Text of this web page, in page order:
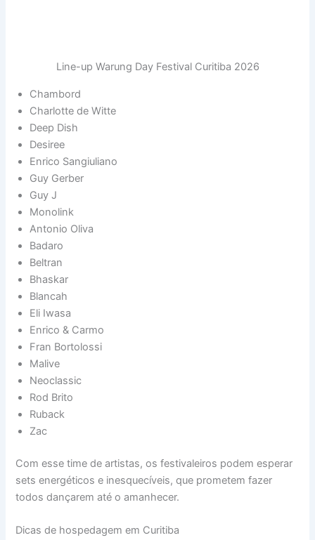
Line-up Warung Day Festival Curitiba 2026
Chambord
Charlotte de Witte
Deep Dish
Desiree
Enrico Sangiuliano
Guy Gerber
Guy J
Monolink
Antonio Oliva
Badaro
Beltran
Bhaskar
Blancah
Eli Iwasa
Enrico & Carmo
Fran Bortolossi
Malive
Neoclassic
Rod Brito
Ruback
Zac
Com esse time de artistas, os festivaleiros podem esperar
sets energéticos e inesquecíveis, que prometem fazer
todos dançarem até o amanhecer.
Dicas de hospedagem em Curitiba